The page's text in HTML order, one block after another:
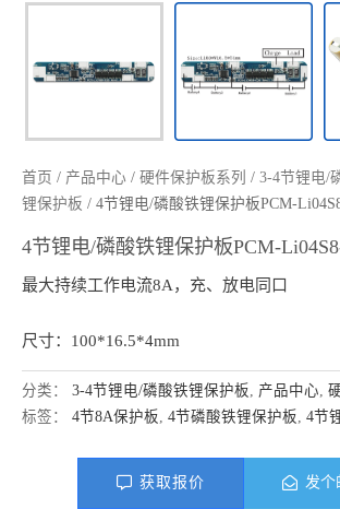
首页 / 产品中心 / 硬件保护板系列 / 3-4节锂电/
锂保护板 / 4节锂电/磷酸铁锂保护板PCM-
4节锂电/磷酸铁锂保护板PCM-
最大持续工作电流8A，充、放电同口
尺寸：100*16.5*4mm
分类： 3-4节锂电/磷酸铁锂保护板, 产品中心,
标签： 4节8A保护板, 4节磷酸铁锂保护板, 4节
获取报价 发个